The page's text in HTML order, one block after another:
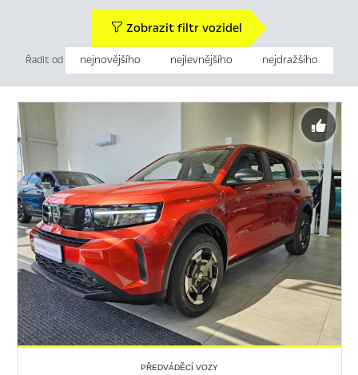
Zobrazit filtr vozidel
Řadit od nejnovějšího nejlevnějšího nejdražšího
PŘEDVÁDĚCÍ VOZY